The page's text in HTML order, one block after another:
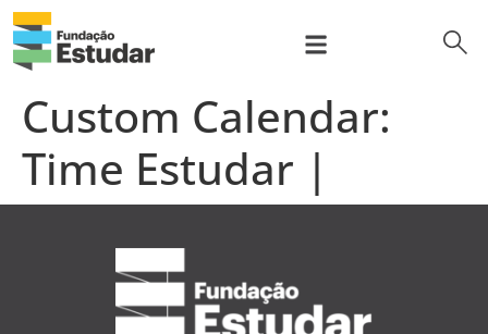
o
conteúdo
Custom Calendar:
Time Estudar |
Entrevistas